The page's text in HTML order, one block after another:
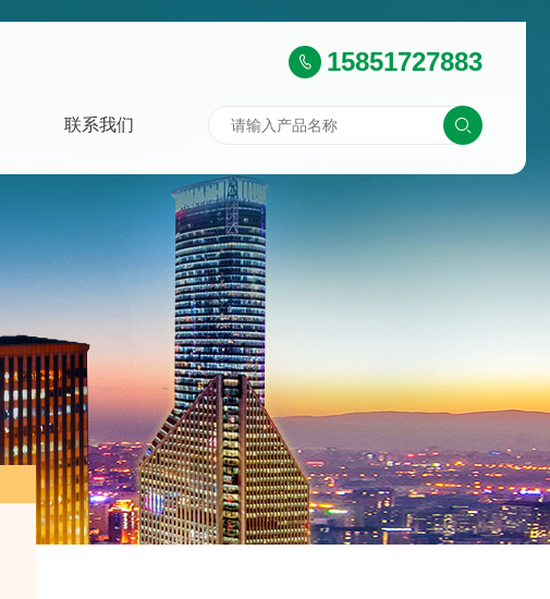
15851727883
联系我们